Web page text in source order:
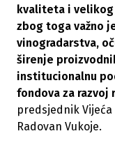
kvaliteta i velikog
zbog toga važno
vinogradarstva,
širenje
institucionalnu
fondova za razvoj
predsjednik Vijeća
Radovan Vukoje.